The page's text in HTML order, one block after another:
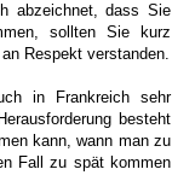
abzeichnet, dass Sie
sollten Sie kurz
Respekt verstanden.
in Frankreich sehr
besteht
kann, wann man zu
Fall zu spät kommen